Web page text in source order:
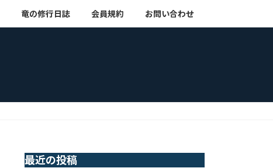
竜の修行日誌 会員規約 お問い合わせ
最近の投稿